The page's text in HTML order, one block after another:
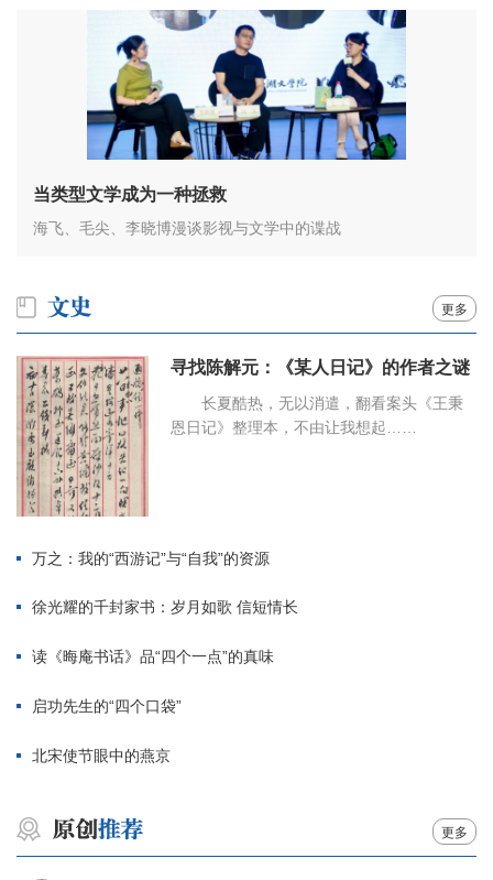
当类型文学成为一种拯救
海飞、毛尖、李晓博漫谈影视与文学中的谍战
更多
寻找陈解元：《某人日记》的作者之谜
长夏酷热，无以消遣，翻看案头《王秉
恩日记》整理本，不由让我想起……
万之：我的“西游记”与“自我”的资源
徐光耀的千封家书：岁月如歌 信短情长
读《晦庵书话》品“四个一点”的真味
启功先生的“四个口袋”
北宋使节眼中的燕京
更多